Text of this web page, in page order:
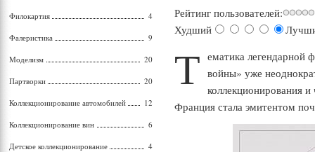
Рейтинг пользователей:
Худший
Т ематика легендарной
войны» уже
коллекционирования
Франция стала эмитентом
Филокартия 4
Фалеристика 9
Моделизм 20
Партворки 20
Коллекционирование автомобилей 12
Коллекционирование вин 6
Детское коллекционирование 4